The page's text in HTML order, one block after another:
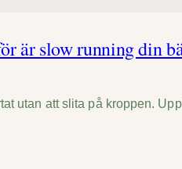
är slow running din
utan att slita på kroppen.